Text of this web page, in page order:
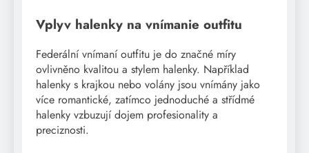
Vplyv halenky na vnímanie outfitu
Federální vnímaní outfitu je do značné míry
ovlivněno kvalitou a stylem halenky. Například
halenky s krajkou nebo volány jsou vnímány jako
více romantické, zatímco jednoduché a střídmé
halenky vzbuzují dojem profesionality a
preciznosti.